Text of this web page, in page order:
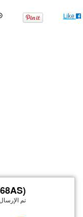
Like
تم الإرسال